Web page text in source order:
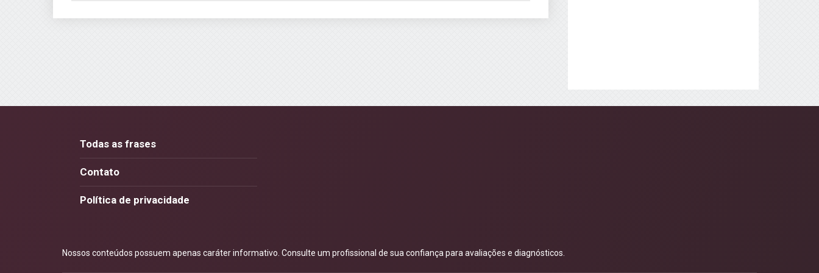
Todas as frases
Contato
Política de privacidade
Nossos conteúdos possuem apenas caráter informativo. Consulte um profissional de sua confiança para avaliações e diagnósticos.